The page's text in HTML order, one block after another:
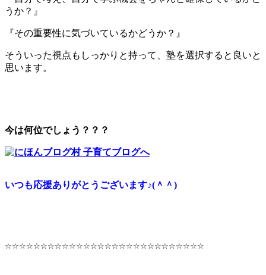
うか？』
『その重要性に気づいているかどうか？』
そういった視点もしっかりと持って、塾を選択すると良いと
思います。
今は何位でしょう？？？
いつも応援ありがとうございます♪(＾＾)
☆☆☆☆☆☆☆☆☆☆☆☆☆☆☆☆☆☆☆☆☆☆☆☆☆☆☆☆